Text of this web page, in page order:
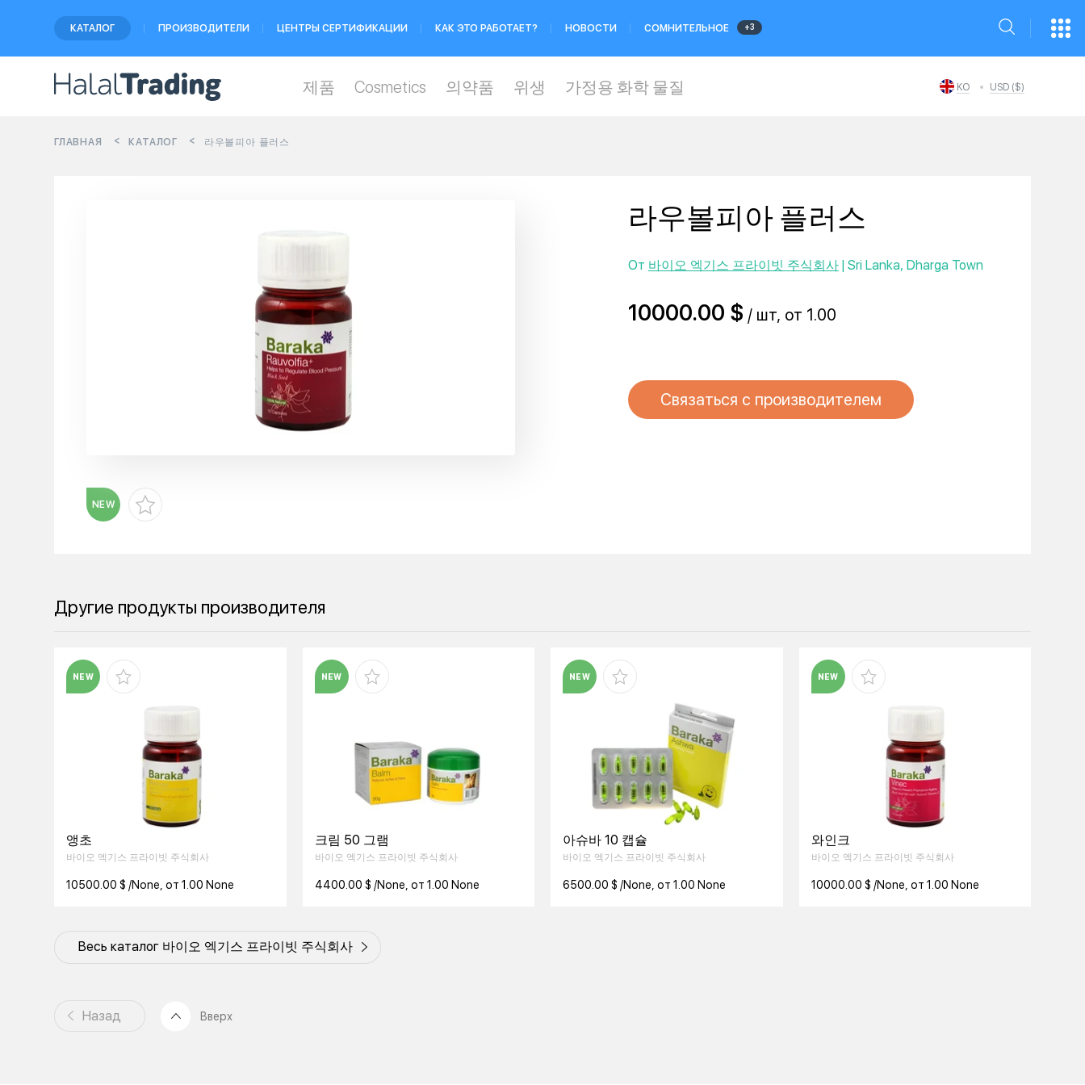
КАТАЛОГ ПРОИЗВОДИТЕЛИ ЦЕНТРЫ СЕРТИФИКАЦИИ КАК ЭТО РАБОТАЕТ? НОВОСТИ СОМНИТЕЛЬНОЕ +3
USD ($)
KO
제품 Cosmetics 의약품 위생 가정용 화학 물질
ГЛАВНАЯ КАТАЛОГ 라우볼피아 플러스
NEW
라우볼피아 플러스
От 바이오 엑기스 프라이빗 주식회사| Sri Lanka, Dharga Town
10000.00 $ / шт, от 1.00
Связаться с производителем
Другие продукты производителя
NEW
앵초
바이오 엑기스 프라이빗 주식회사
10500.00 $ /None, от 1.00 None
NEW
크림 50 그램
바이오 엑기스 프라이빗 주식회사
4400.00 $ /None, от 1.00 None
NEW
아슈바 10 캡슐
바이오 엑기스 프라이빗 주식회사
6500.00 $ /None, от 1.00 None
NEW
와인크
바이오 엑기스 프라이빗 주식회사
10000.00 $ /None, от 1.00 None
Весь каталог 바이오 엑기스 프라이빗 주식회사
Назад Вверх